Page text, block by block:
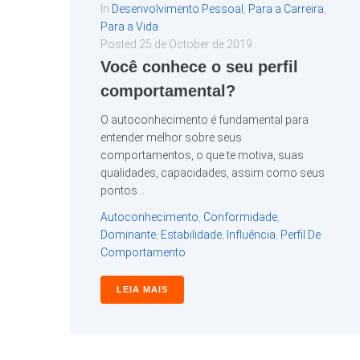
In Desenvolvimento Pessoal Para a Carreira
Para a Vida
Posted 25 de October de 2019
Você conhece o seu perfil
comportamental?
O autoconhecimento é fundamental para
entender melhor sobre seus
comportamentos, o que te motiva, suas
qualidades, capacidades, assim como seus
pontos...
Autoconhecimento Conformidade
Dominante Estabilidade Influência Perfil De
Comportamento
LEIA MAIS